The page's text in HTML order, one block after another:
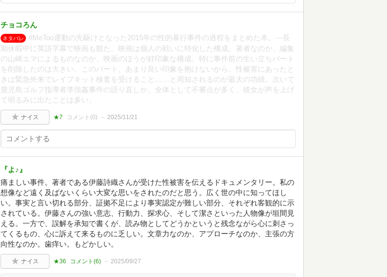
チョコろん
ネタバレ
#MeToo運動の先駆けとなった2015年の性的暴行事件の過程をまとめた本。---長
期休暇中に英語字幕で映画も観た。映画は個人の戦いに特化した構成。著者なのか、編集
の山崎エマによるものなのか、映画のほうが好印象な構成。特に事件前の生い立ちパート
を削除したのは大きい。このパート、あまり良い印象を抱けないから。性被害にあったと
きは緊急外来でレイプキット検査を受けること……と周知されるのが最大の功績。次いで
鹿児島ゴルフ指導者準強姦事件の語り直しか。全体として不審点が多く、彼女が声を上げ
て明るみに出たことは多い。
ナイス ★7 コメント(0) 2025/11/21
『よ♪』
痛ましい事件。著者である伊藤詩織さんが受けた性被害を伝えるドキュメンタリー。私の
想像など遠く及ばないくらい大変な思いをされたのだと思う。広く世の中に知ってほし
い。事実と言い切れる部分、証拠不足により事実認定が難しい部分、それぞれ客観的に示
されている。伊藤さんの強い意志、行動力、探求心、そして潔さといった人物像が垣間見
える。一方で、誤解を承知で書くが、読み物としてどうかというと残念ながら心に刺さっ
てくるもの、心に訴えて来るものに乏しい。文章力なのか、アプローチなのか、主張の方
向性なのか。歯痒い。もどかしい。
ナイス ★36 コメント(6) 2025/09/27